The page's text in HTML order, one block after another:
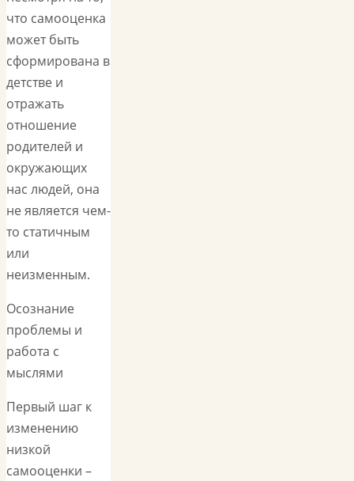
что самооценка
может быть
сформирована в
детстве и
отражать
отношение
родителей и
окружающих
нас людей, она
не является чем-
то статичным
или
неизменным.
Осознание
проблемы и
работа с
мыслями
Первый шаг к
изменению
низкой
самооценки –